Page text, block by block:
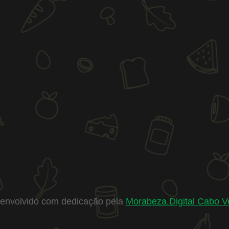
com dedicação pela Morabeza.Digital Cabo